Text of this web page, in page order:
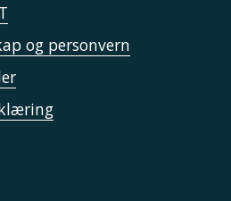
og personvern